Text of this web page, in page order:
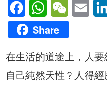
FacebookWhatsAppWeChatEmail
Share
在生活的道途上，人
自己純然天性？人得